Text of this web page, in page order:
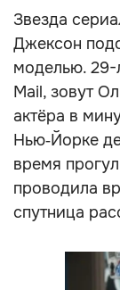
Звезда
Джексон
моделью.
Mail, зовут
актёра в
Нью‑Йорке
время
проводила
спутница